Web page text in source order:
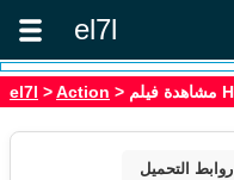
el7l
el7l >Action
روابط التحميل